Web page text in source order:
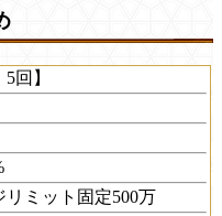
回】
リミット固定500万